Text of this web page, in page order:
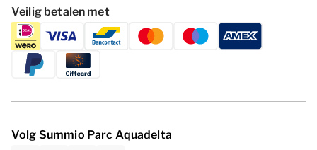
Veilig betalen met
Volg Summio Parc Aquadelta